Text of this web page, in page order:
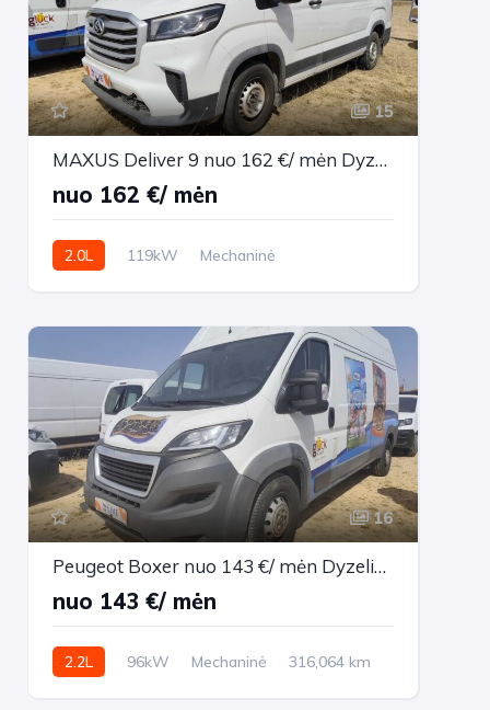
15
MAXUS Deliver 9 nuo 162 €/ mėn Dyzelinas 2021m. Vienatūris Mechaninė
nuo 162 €/ mėn
2.0L 119kW
Mechaninė
16
Peugeot Boxer nuo 143 €/ mėn Dyzelinas 2015m. Vienatūris Mechaninė
nuo 143 €/ mėn
2.2L 96kW Mechaninė
316,064 km